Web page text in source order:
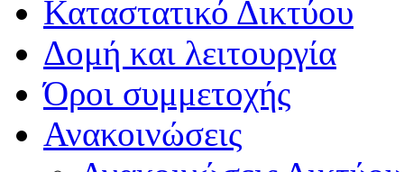
Καταστατικό Δικτύου
Δομή και λειτουργία
Όροι συμμετοχής
Ανακοινώσεις